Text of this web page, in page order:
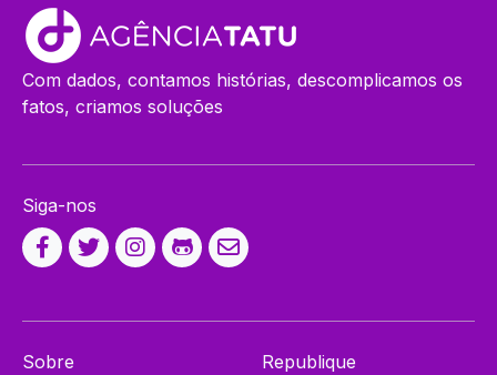
Com dados, contamos histórias, descomplicamos os
fatos, criamos soluções
Siga-nos
Sobre
Republique